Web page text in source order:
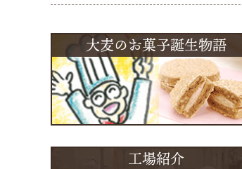
大麦のお菓子誕生物語
工場紹介